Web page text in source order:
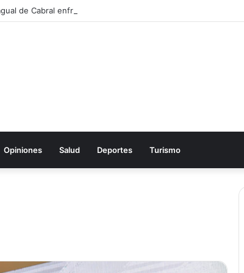
Opiniones Salud Deportes Turismo